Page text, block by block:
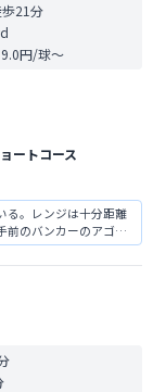
21分
9.0円/球〜
ートコース
る。レンジは十分距離
前のバンカーのアゴが
。今キャンペーン期間
ーンは6〜12ヤード位